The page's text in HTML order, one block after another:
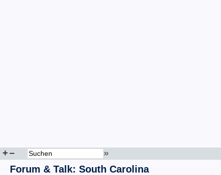
+– »
Forum & Talk: South Carolina